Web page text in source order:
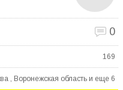
0
169
, Воронежская область и еще 6